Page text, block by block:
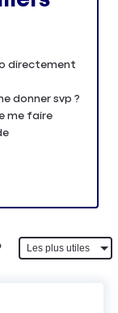
directement
donner svp ?
me faire